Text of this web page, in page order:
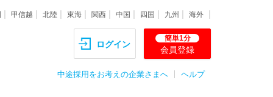
甲信越 北陸 東海 関西 中国 四国 九州 海外
ログイン
簡単1分
会員登録
中途採用をお考えの企業さまへ ヘルプ